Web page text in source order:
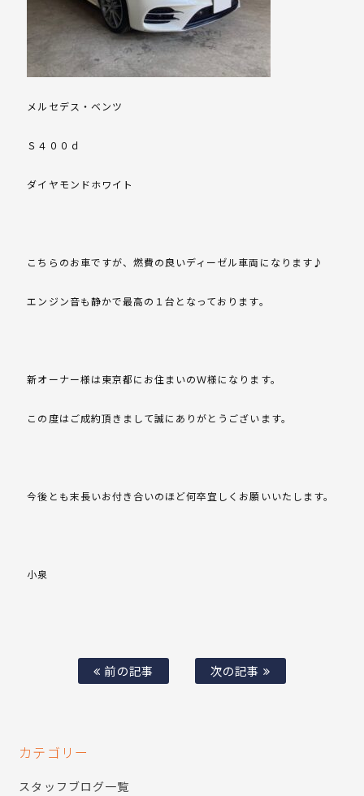
メルセデス・ベンツ
Ｓ４００ｄ
ダイヤモンドホワイト
こちらのお車ですが、燃費の良いディーゼル車両になります♪
エンジン音も静かで最高の１台となっております。
新オーナー様は東京都にお住まいのＷ様になります。
この度はご成約頂きまして誠にありがとうございます。
今後とも末長いお付き合いのほど何卒宜しくお願いいたします。
小泉
前の記事 次の記事
カテゴリー
スタッフブログ一覧